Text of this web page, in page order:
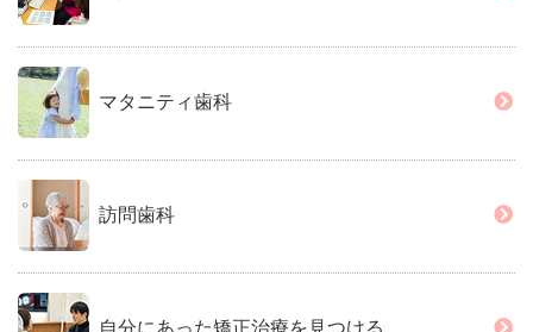
マタニティ歯科
訪問歯科
自分にあった矯正治療を見つける